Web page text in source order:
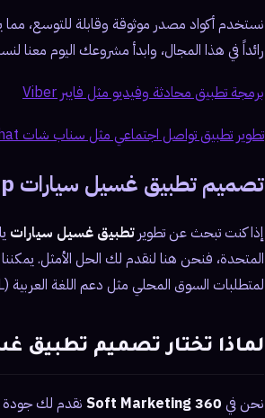
نستخدم أكواد مصدر موثوقة وقابلة للتوسع، مما
رائداً في هذا المجال، وابدأ مشروعك اليوم معنا
برمجة تطبيق محادثة وفيديو مثل فايبر Viber
تطوير تطبيق تواصل اجتماعي مثل سناب شات Snapchat
تصميم تطبيق غسيل سيارات Car Wash App
إذا كنت تبحث عن تطويرتطبيق غسيل سيارات
المتحدة، فنحن هنا لنقدم لك الحل الأمثل.
لمتطلبات السوق المحلي مثل دعم اللغة العربية (RTL) وأنظمة الدفع المحلية.
لماذا تختار تصميم تطبيق
نحن في 360 Soft Marketing